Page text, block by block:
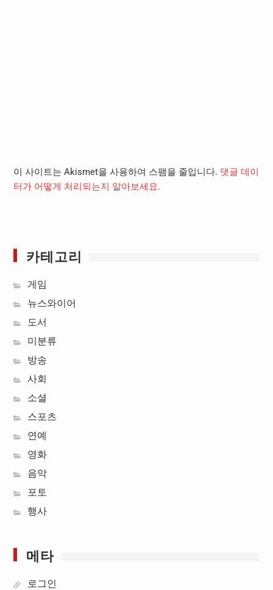
이 사이트는 Akismet을 사용하여 스팸을 줄입니다. 댓글 데이
터가 어떻게 처리되는지 알아보세요.
카테고리
게임
뉴스와이어
도서
미분류
방송
사회
소셜
스포츠
연예
영화
음악
포토
행사
메타
로그인